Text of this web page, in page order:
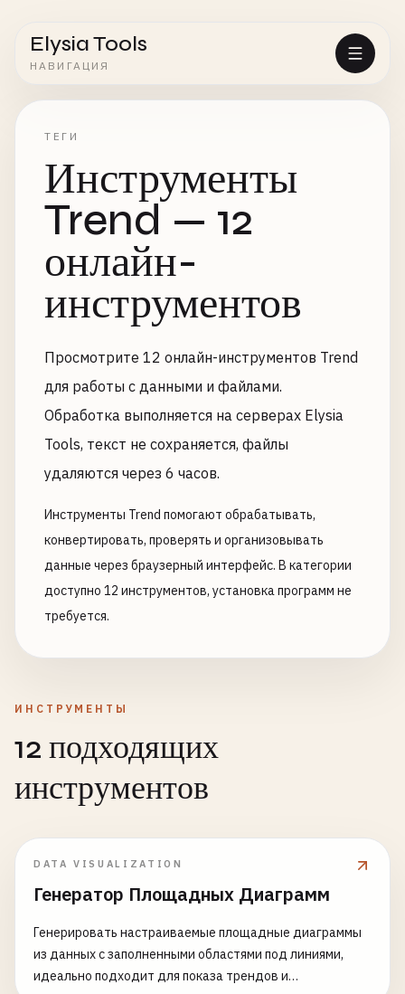
Elysia Tools
НАВИГАЦИЯ
ТЕГИ
Инструменты
Trend — 12
онлайн-
инструментов
Просмотрите 12 онлайн-инструментов Trend
для работы с данными и файлами.
Обработка выполняется на серверах Elysia
Tools, текст не сохраняется, файлы
удаляются через 6 часов.
Инструменты Trend помогают обрабатывать,
конвертировать, проверять и организовывать
данные через браузерный интерфейс. В категории
доступно 12 инструментов, установка программ не
требуется.
ИНСТРУМЕНТЫ
12 подходящих
инструментов
DATA VISUALIZATION
Генератор Площадных Диаграмм
Генерировать настраиваемые площадные диаграммы
из данных с заполненными областями под линиями,
идеально подходит для показа трендов и